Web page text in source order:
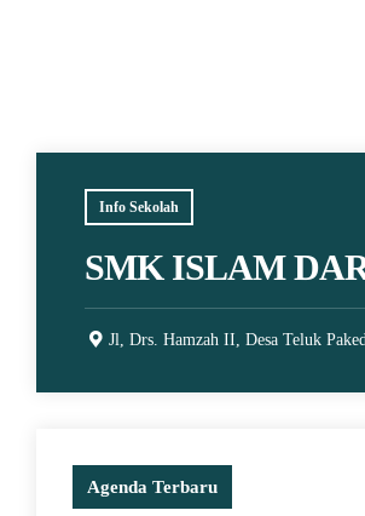
Info Sekolah
SMK ISLAM
Jl, Drs. Hamzah II, Desa Teluk
Agenda Terbaru